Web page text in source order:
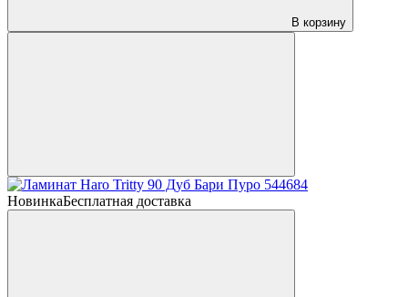
В корзину
НовинкаБесплатная доставка